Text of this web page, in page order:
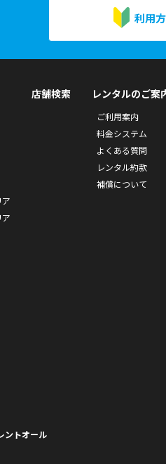
利用
店舗検索 レンタルのご案
ご利用案内
料金システム
よくある質問
レンタル約款
補償について
ントオール